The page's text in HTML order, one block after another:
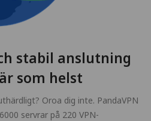
stabil anslutning
som helst
Oroa dig inte. PandaVPN
servrar på 220 VPN-